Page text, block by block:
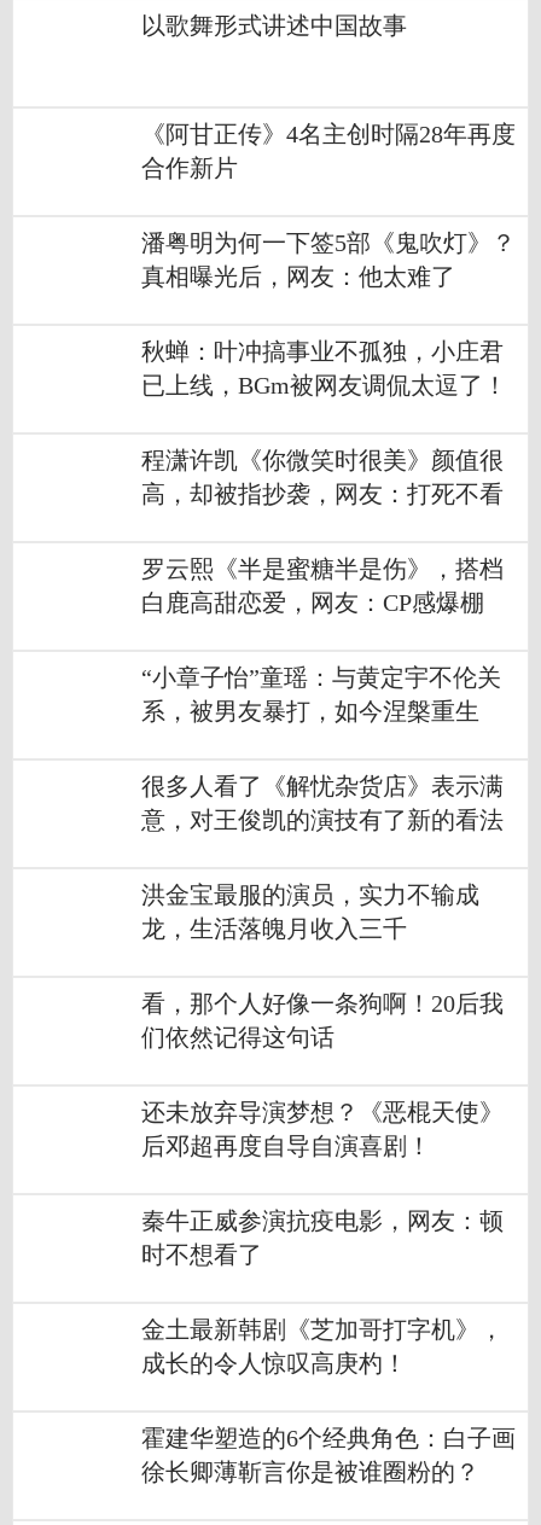
以歌舞形式讲述中国故事
《阿甘正传》4名主创时隔28年再度
合作新片
潘粤明为何一下签5部《鬼吹灯》？
真相曝光后，网友：他太难了
秋蝉：叶冲搞事业不孤独，小庄君
已上线，BGm被网友调侃太逗了！
程潇许凯《你微笑时很美》颜值很
高，却被指抄袭，网友：打死不看
罗云熙《半是蜜糖半是伤》，搭档
白鹿高甜恋爱，网友：CP感爆棚
“小章子怡”童瑶：与黄定宇不伦关
系，被男友暴打，如今涅槃重生
很多人看了《解忧杂货店》表示满
意，对王俊凯的演技有了新的看法
洪金宝最服的演员，实力不输成
龙，生活落魄月收入三千
看，那个人好像一条狗啊！20后我
们依然记得这句话
还未放弃导演梦想？《恶棍天使》
后邓超再度自导自演喜剧！
秦牛正威参演抗疫电影，网友：顿
时不想看了
金土最新韩剧《芝加哥打字机》，
成长的令人惊叹高庚杓！
霍建华塑造的6个经典角色：白子画
徐长卿薄靳言你是被谁圈粉的？